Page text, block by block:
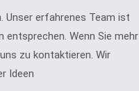
Unser erfahrenes Team ist
Wenn Sie mehr
zu kontaktieren. Wir
Ideen